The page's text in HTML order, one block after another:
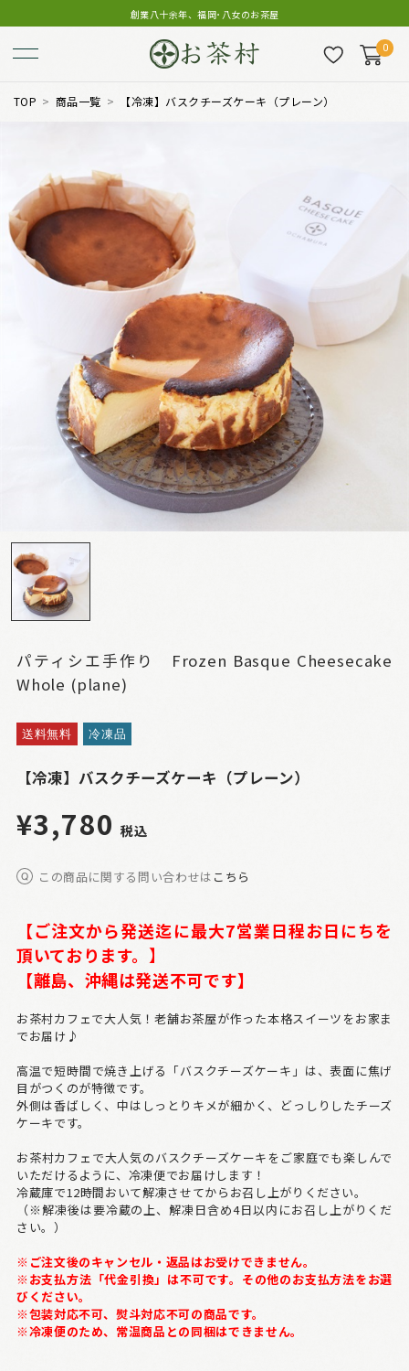
創業八十余年、福岡･八女のお茶屋
0
TOP 商品一覧 【冷凍】バスクチーズケーキ（プレーン）
パティシエ手作り Frozen Basque Cheesecake
Whole (plane)
送料無料 冷凍品
【冷凍】バスクチーズケーキ（プレーン）
¥3,780 税込
この商品に関する問い合わせは こちら
【ご注文から発送迄に最大7営業日程お日にちを
頂いております。】
【離島、沖縄は発送不可です】
お茶村カフェで大人気！老舗お茶屋が作った本格スイーツをお家ま
でお届け♪
高温で短時間で焼き上げる「バスクチーズケーキ」は、表面に焦げ
目がつくのが特徴です。
外側は香ばしく、中はしっとりキメが細かく、どっしりしたチーズ
ケーキです。
お茶村カフェで大人気のバスクチーズケーキをご家庭でも楽しんで
いただけるように、冷凍便でお届けします！
冷蔵庫で12時間おいて解凍させてからお召し上がりください。
（※解凍後は要冷蔵の上、解凍日含め4日以内にお召し上がりくだ
さい。）
※ご注文後のキャンセル・返品はお受けできません。
※お支払方法「代金引換」は不可です。その他のお支払方法をお選
びください。
※包装対応不可、熨斗対応不可の商品です。
※冷凍便のため、常温商品との同梱はできません。